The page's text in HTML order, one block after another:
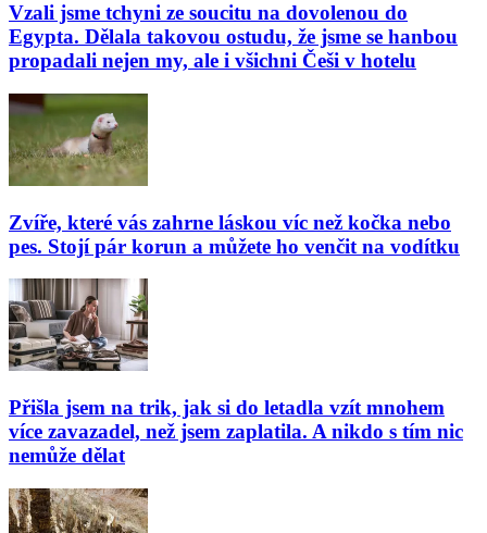
Vzali jsme tchyni ze soucitu na dovolenou do
Egypta. Dělala takovou ostudu, že jsme se hanbou
propadali nejen my, ale i všichni Češi v hotelu
Zvíře, které vás zahrne láskou víc než kočka nebo
pes. Stojí pár korun a můžete ho venčit na vodítku
Přišla jsem na trik, jak si do letadla vzít mnohem
více zavazadel, než jsem zaplatila. A nikdo s tím nic
nemůže dělat